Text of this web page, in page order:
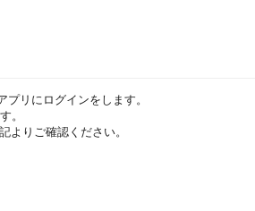
プリにログインをします。
。
りご確認ください。